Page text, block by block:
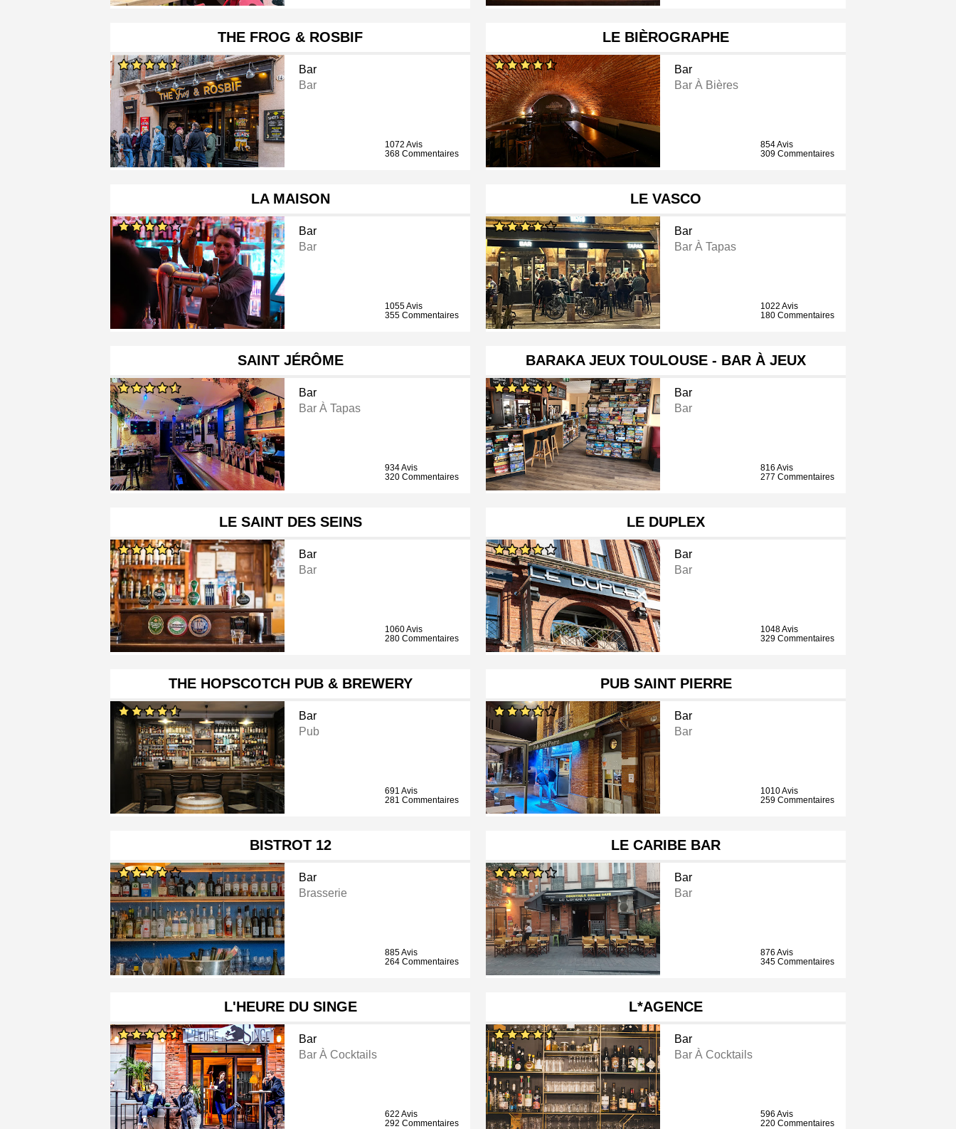
THE FROG & ROSBIF
Bar
Bar
1072 Avis
368 Commentaires
LE BIÈROGRAPHE
Bar
Bar À Bières
854 Avis
309 Commentaires
LA MAISON
Bar
Bar
1055 Avis
355 Commentaires
LE VASCO
Bar
Bar À Tapas
1022 Avis
180 Commentaires
SAINT JÉRÔME
Bar
Bar À Tapas
934 Avis
320 Commentaires
BARAKA JEUX TOULOUSE - BAR À JEUX
Bar
Bar
816 Avis
277 Commentaires
LE SAINT DES SEINS
Bar
Bar
1060 Avis
280 Commentaires
LE DUPLEX
Bar
Bar
1048 Avis
329 Commentaires
THE HOPSCOTCH PUB & BREWERY
Bar
Pub
691 Avis
281 Commentaires
PUB SAINT PIERRE
Bar
Bar
1010 Avis
259 Commentaires
BISTROT 12
Bar
Brasserie
885 Avis
264 Commentaires
LE CARIBE BAR
Bar
Bar
876 Avis
345 Commentaires
L'HEURE DU SINGE
Bar
Bar À Cocktails
622 Avis
292 Commentaires
L*AGENCE
Bar
Bar À Cocktails
596 Avis
220 Commentaires